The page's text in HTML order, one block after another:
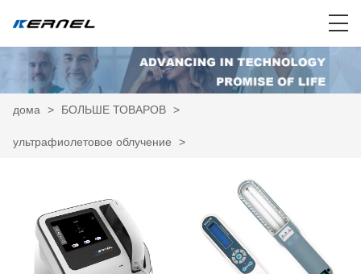
дома > БОЛЬШЕ ТОВАРОВ >
ультрафиолетовое облучение >